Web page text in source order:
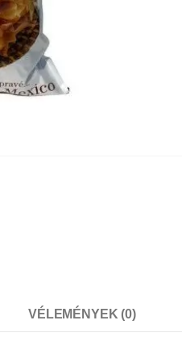
VÉLEMÉNYEK (0)